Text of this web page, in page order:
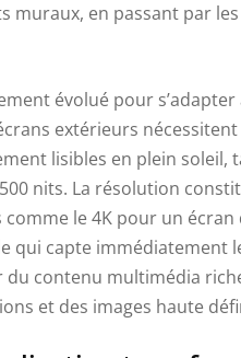
muraux, en passant par
évolué pour
extérieurs
lisibles en plein soleil,
nits. La résolution
le 4K pour un
qui capte immédiatement
contenu multimédia
et des images haute